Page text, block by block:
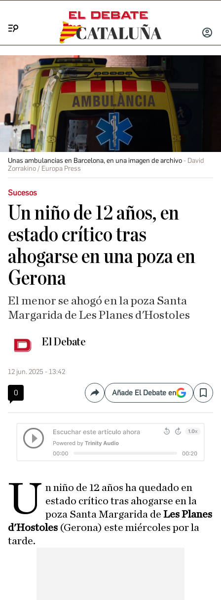
INICIAR
Unas ambulancias en Barcelona, en una imagen de archivo
David
Zorrakino / Europa Press
Sucesos
Un niño de 12 años, en
estado crítico tras
ahogarse en una poza en
Gerona
El menor se ahogó en la poza Santa
Margarida de Les Planes d'Hostoles
El Debate
12 jun. 2025 - 13:42
0 CompartirAñade El Debate en Save
U n niño de 12 años ha quedado en
estado crítico tras ahogarse en la
poza Santa Margarida deLes Planes
d'Hostoles (Gerona) este miércoles por la
tarde.